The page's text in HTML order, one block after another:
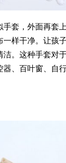
套，外面再套
样干净。让孩
。这种手套对
、百叶窗、自